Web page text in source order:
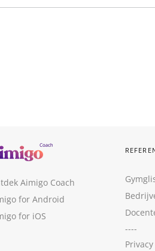
Aimigo Coach
for Android
for iOS
----
Privacy